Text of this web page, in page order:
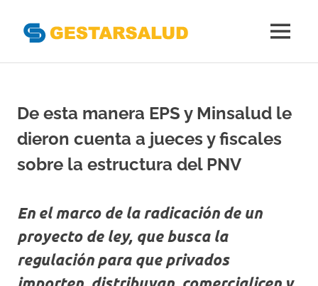
del
Aseguramiento
de
la
MENÚ
De esta manera EPS y Minsalud le
dieron cuenta a jueces y fiscales
sobre la estructura del PNV
En el marco de la radicación de un
proyecto de ley, que busca la
regulación para que privados